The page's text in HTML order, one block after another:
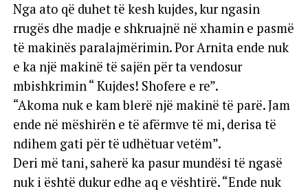
Nga ato që duhet të kesh kujdes, kur ngasin
rrugës dhe madje e shkruajnë në xhamin e pasmë
të makinës paralajmërimin. Por Arnita ende nuk
e ka një makinë të sajën për ta vendosur
mbishkrimin “ Kujdes! Shofere e re”.
“Akoma nuk e kam blerë një makinë të parë. Jam
ende në mëshirën e të afërmve të mi, derisa të
ndihem gati për të udhëtuar vetëm”.
Deri më tani, saherë ka pasur mundësi të ngasë
nuk i është dukur edhe aq e vështirë. “Ende nuk